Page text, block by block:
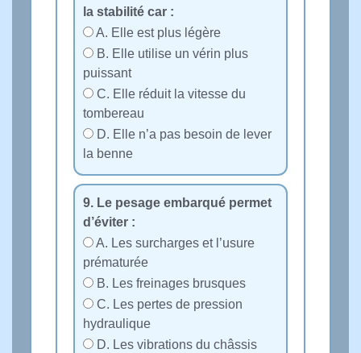
la stabilité car :
A. Elle est plus légère
B. Elle utilise un vérin plus
puissant
C. Elle réduit la vitesse du
tombereau
D. Elle n’a pas besoin de lever
la benne
9. Le pesage embarqué permet
d’éviter :
A. Les surcharges et l’usure
prématurée
B. Les freinages brusques
C. Les pertes de pression
hydraulique
D. Les vibrations du châssis